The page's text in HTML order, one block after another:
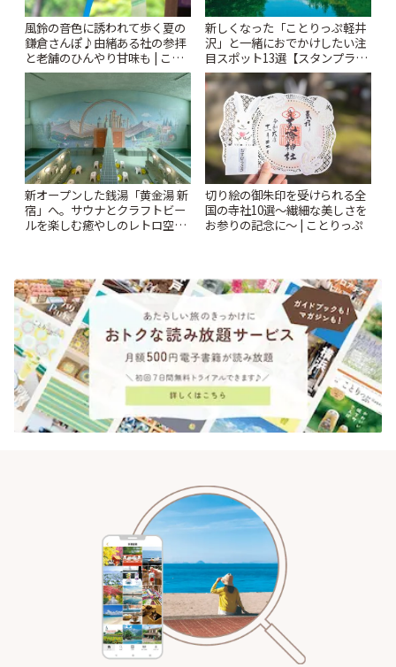
風鈴の音色に誘われて歩く夏の
鎌倉さんぽ♪由緒ある社の参拝
と老舗のひんやり甘味も | こと
りっぷ
新しくなった「ことりっぷ軽井
沢」と一緒におでかけしたい注
目スポット13選【スタンプラリ
ー開催中】 | ことりっぷ
新オープンした銭湯「黄金湯 新
宿」へ。サウナとクラフトビー
ルを楽しむ癒やしのレトロ空間
切り絵の御朱印を受けられる全
国の寺社10選〜繊細な美しさを
お参りの記念に〜 | ことりっぷ